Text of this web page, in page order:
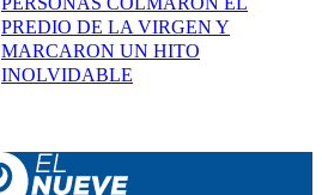
PREDIO DE LA VIRGEN Y
MARCARON UN HITO
INOLVIDABLE